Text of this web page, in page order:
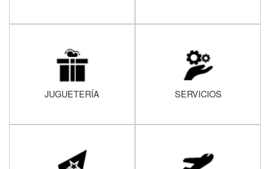
JUGUETERÍA SERVICIOS